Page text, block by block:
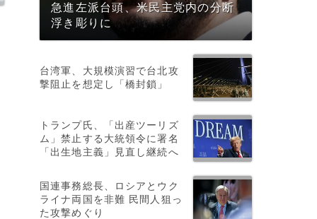
急進左派台頭、米民主党内の分断
浮き彫りに
台湾軍、大規模演習で台北攻
撃阻止を想定し「橋封鎖」
トランプ氏、「出産ツーリズ
ム」禁止する大統領令に署名
「出生地主義」見直し継続へ
国連事務総長、ロシアとウク
ライナ両国を非難 民間人狙っ
た攻撃めぐり